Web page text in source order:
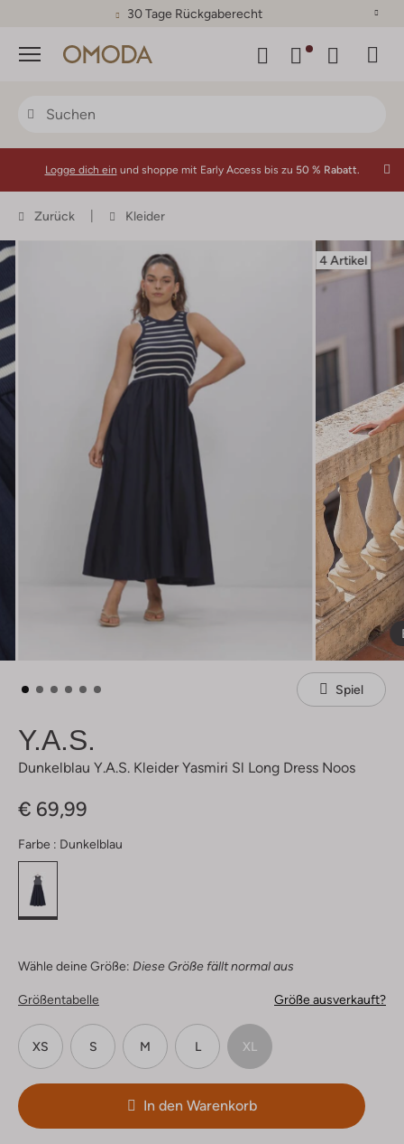
30 Tage Rückgaberecht
Menü
Logge dich ein und shoppe mit Early Access bis zu 50 % Rabatt.
Zurück Kleider
4 Artikel
Spiel
Y.a.s.
Dunkelblau Y.a.s. Kleider Yasmiri Sl Long Dress Noos
€ 69,99
Farbe : Dunkelblau
Wähle deine Größe: Diese Größe fällt normal aus
Größentabelle Größe ausverkauft?
XS S M L XL
In den Warenkorb